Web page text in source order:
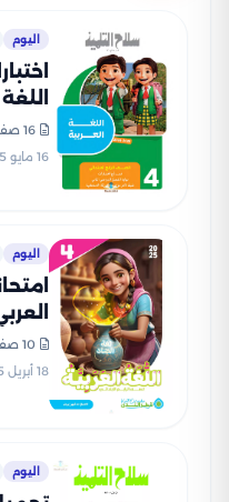
اليوم
16 صفحة
16 مايو 2025
اليوم
10 صفحة
18 أبريل 2025
اليوم